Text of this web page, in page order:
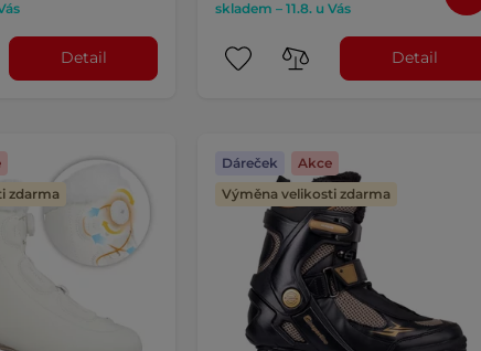
Detail
skladem – 11.8. u Vás
Detail
zdarma
Dáreček
Akce
Výměna velikosti zdarma